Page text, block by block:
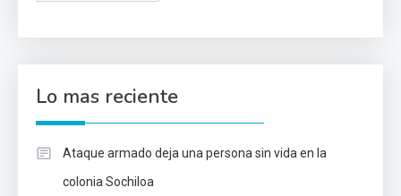
Lo mas reciente
Ataque armado deja una persona sin vida en la
colonia Sochiloa